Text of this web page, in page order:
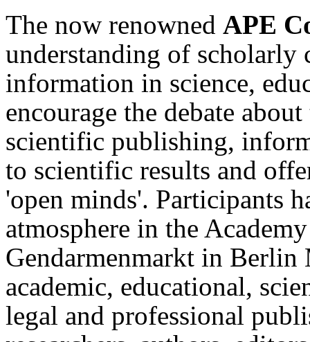
The now renowned APE
understanding of scholarly
information in science,
encourage the debate
scientific publishing,
to scientific results and
'open minds'. Participants
atmosphere in the
Gendarmenmarkt in Berlin
academic, educational,
legal and professional